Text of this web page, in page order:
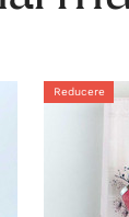
Reducere